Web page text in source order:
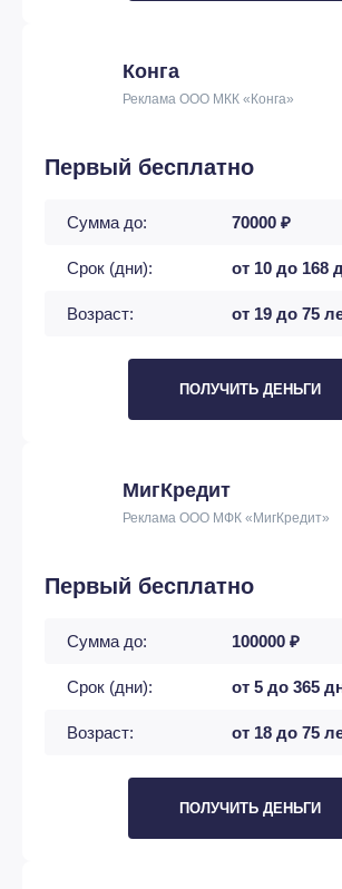
Конга
Реклама ООО МКК «Конга»
Первый бесплатно
Сумма до: 70000 ₽
Срок (дни): от 10 до 168
Возраст: от 19 до 75
ПОЛУЧИТЬ ДЕНЬГИ
МигКредит
Реклама ООО МФК «МигКредит»
Первый бесплатно
Сумма до: 100000 ₽
Срок (дни): от 5 до 365
Возраст: от 18 до 75
ПОЛУЧИТЬ ДЕНЬГИ